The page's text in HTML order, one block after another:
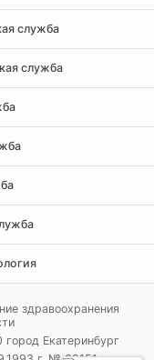
служба
служба
здравоохранения
Екатеринбург